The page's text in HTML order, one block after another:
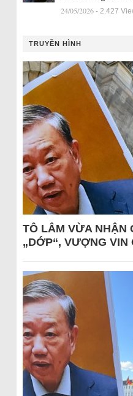
24/05/2026 - 2.427
TRUYỀN HÌNH
TÔ LÂM VỪA NHẬN
„DỚP“, VƯỢNG VIN